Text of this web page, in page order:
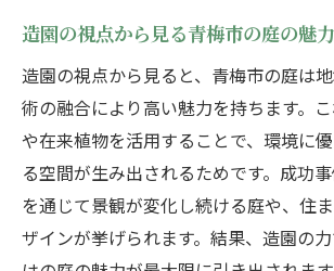
美観と機能性を両立する庭づくり
造園で美観と機能性を両立す
植栽と造園が支える実用的な
造園設計の工夫で快適な庭づ
美しさと使いやすさを追求す
造園と植栽が作るバランスの
造園の視点から見る青梅市の庭の魅力
造園の視点から見ると、青梅市の庭は
術の融合により高い魅力を持ちます。
や在来植物を活用することで、環境に
る空間が生み出されるためです。成功
を通じて景観が変化し続ける庭や、住
ザインが挙げられます。結果、造園の